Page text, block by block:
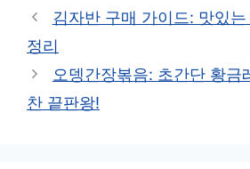
테
리
김자반 구매 가이드: 맛있
정리
오뎅간장볶음: 초간단 황금
찬 끝판왕!